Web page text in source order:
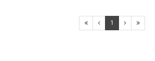
1